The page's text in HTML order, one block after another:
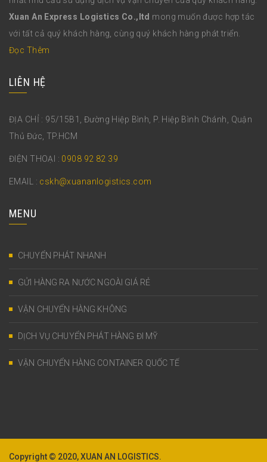
Xuan An Express Logistics Co.,ltd mong muốn được hợp tác
với tất cả quý khách hàng, cùng quý khách hàng phát triển.
Đọc Thêm
LIÊN HỆ
ĐỊA CHỈ : 95/15B1, Đường Hiệp Bình, P. Hiệp Bình Chánh, Quận
Thủ Đức, TP.HCM
ĐIỆN THOẠI : 0908 92 82 39
EMAIL : cskh@xuananlogistics.com
MENU
CHUYỂN PHÁT NHANH
GỬI HÀNG RA NƯỚC NGOÀI GIÁ RẺ
VẬN CHUYỂN HÀNG KHÔNG
DỊCH VỤ CHUYỂN PHÁT HÀNG ĐI MỸ
VẬN CHUYỂN HÀNG CONTAINER QUỐC TẾ
Copyright © 2020, XUAN AN LOGISTICS.